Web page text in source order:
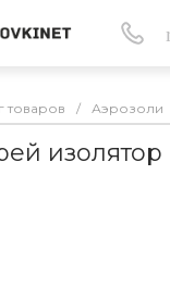
товаров / Аэрозоли
изолятор